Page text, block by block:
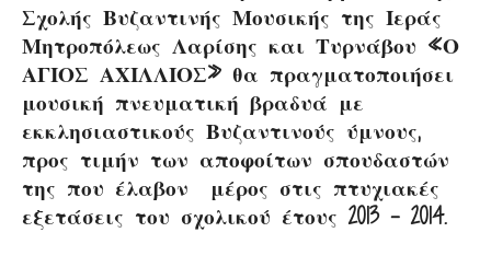
Σχολής Βυζαντινής Μουσικής της Ιεράς
Μητροπόλεως Λαρίσης και Τυρνάβου «Ο
ΑΓΙΟΣ ΑΧΙΛΛΙΟΣ» θα πραγματοποιήσει
μουσική πνευματική βραδυά με
εκκλησιαστικούς Βυζαντινούς ύμνους,
προς τιμήν των αποφοίτων σπουδαστών
της που έλαβον μέρος στις πτυχιακές
εξετάσεις του σχολικού έτους 2013 – 2014.